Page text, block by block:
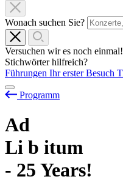
Wonach suchen Sie?
Versuchen wir es noch
Stichwörter hilfreich?
Führungen Ihr erster Besuch
Programm
Ad
Li b itum
- 25 Years!